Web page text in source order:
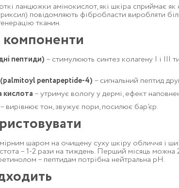
ланцюжки амінокислот, які шкіра сприймає
повідомляють фібробласти виробляти
тканин.
компоненти
пептиди) – стимулюють синтез колагену I і III
pentapeptide-4) – сигнальний пептид
кислота – утримує вологу у дермі, ефект
– вирівнює тон, звужує пори, посилює бар’єр.
шаром на очищену суху шкіру обличчя і
– 1-2 рази на тиждень. Перший місяць
– пептидам потрібна нейтральна pH.